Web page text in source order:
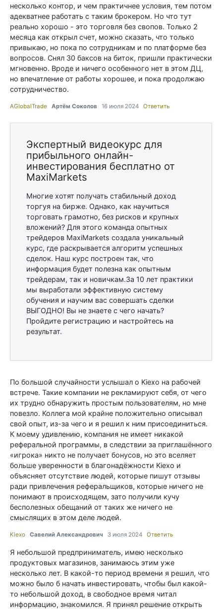
несколько контор, и чем практичнее условия, тем потом
адекватнее работать с таким брокером. Но что тут
реально хорошо - это торговля без свопов. Только 2
месяца как открыл счет, можно сказать, что только
привыкаю, но пока по сотрудникам и по платформе без
вопросов. Снял 30 баксов на биток, пришли практически
мгновенно. Вроде и ничего особенного нет в этом ДЦ,
но впечатление от работы хорошее, и пока продолжаю
сотрудничество.
AGlobalTrade Артём Соколов 16 июля 2024 Ответить
Экспертный видеокурс для
прибыльного онлайн-
инвестирования бесплатно от
MaxiMarkets
Многие хотят получать стабильный доход
торгуя на бирже. Однако, как научиться
торговать грамотно, без рисков и крупных
вложений? Для этого команда опытных
трейдеров MaxiMarkets создала уникальный
курс, где раскрывается алгоритм успешных
сделок. Наш курс построен так, что
информация будет полезна как опытным
трейдерам, так и новичкам.За 10 лет практики
мы выработали эффективную систему
обучения и научим вас совершать сделки
ВЫГОДНО! Вы не знаете с чего начать?
Пройдите регистрацию и настройтесь на
результат.
По большой случайности услышал о Kiexo на рабочей
встрече. Такие компании не рекламируют себя, от чего
их трудно обнаружить простым пользователям, но мне
повезло. Коллега мой крайне положительно описывал
свой опыт, из-за чего и я решил к ним присоединиться.
К моему удивлению, компания не имеет никакой
реферальной программы, в следствии за приглашённого
«игрока» никто не получает бонусов, но это вселяет
больше уверенности в благонадёжности Kiexo и
объясняет отсутствие людей, которые пишут отзывы
ради привлечения реферальщиков, которые ничего не
понимают в происходящем, зато получили кучу
бесполезных обещаний от таких же ничего не
смыслящих в этом деле людей.
Kiexo Савелий Александрович 3 июля 2024 Ответить
Я небольшой предприниматель, имею несколько
продуктовых магазинов, занимаюсь этим уже
несколько лет. В какой-то период времени я решил, что
можно было б начать инвестировать, чтобы был какой-
то небольшой доход, в свободное время читал
информацию, знакомился. Я принял решение открыть